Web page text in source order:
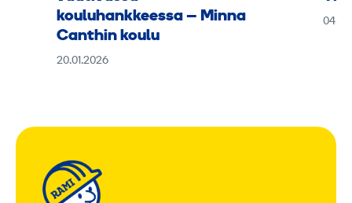
kouluhankkeessa – Minna
Canthin koulu
20.01.2026